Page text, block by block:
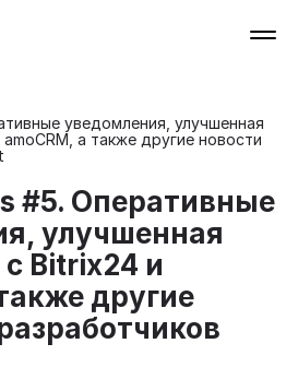
уведомления, улучшенная
а также другие новости
#5. Оперативные
улучшенная
Bitrix24 и
другие